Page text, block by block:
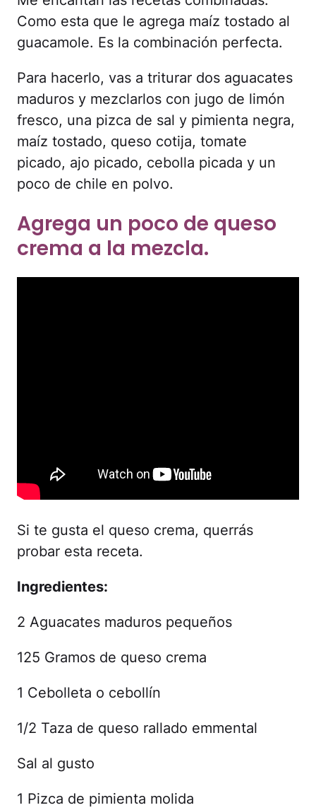
Como esta que le agrega maíz tostado al
guacamole. Es la combinación perfecta.
Para hacerlo, vas a triturar dos aguacates
maduros y mezclarlos con jugo de limón
fresco, una pizca de sal y pimienta negra,
maíz tostado, queso cotija, tomate
picado, ajo picado, cebolla picada y un
poco de chile en polvo.
Agrega un poco de queso
crema a la mezcla.
Si te gusta el queso crema, querrás
probar esta receta.
Ingredientes:
2 Aguacates maduros pequeños
125 Gramos de queso crema
1 Cebolleta o cebollín
1/2 Taza de queso rallado emmental
Sal al gusto
1 Pizca de pimienta molida